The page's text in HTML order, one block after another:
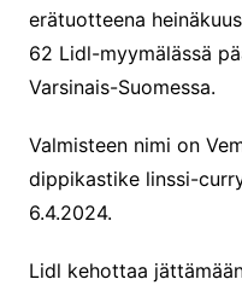
erätuotteena
62 Lidl-myymälässä
Varsinais-Suomessa.
Valmisteen nimi on
dippikastike linssi-
6.4.2024.
Lidl kehottaa